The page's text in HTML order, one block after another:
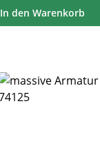
In den Warenkorb